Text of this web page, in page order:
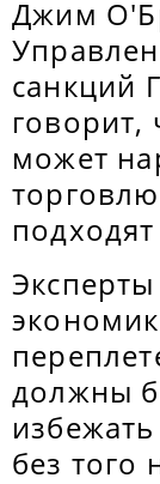
Джим
санкций
говорит,
может
должны
без того